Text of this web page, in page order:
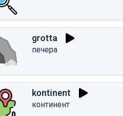
grotta
печера
kontinent
континент